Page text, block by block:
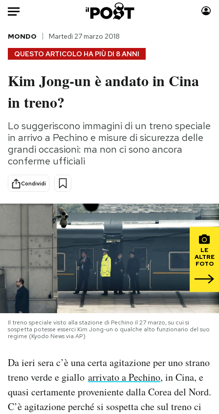
Auto
HOME
Italia
Politica
Tecnologia
Internet
Scienza
Cultura
Economia
Moda
Storie/Idee
Ok Boomer!
Media
PODCAST
NEWSLETTER
I MIEI PREFERITI
SHOP
CALENDARIO
AREA PERSONALE
QUESTO ARTICOLO HA PIÙ DI 8 ANNI
MONDO Martedì 27 marzo 2018
Kim Jong-un è andato in Cina
in treno?
Lo suggeriscono immagini di un treno speciale
in arrivo a Pechino e misure di sicurezza delle
grandi occasioni: ma non ci sono ancora
conferme ufficiali
Condividi
LE
ALTRE
FOTO
Il treno speciale visto alla stazione di Pechino il 27 marzo, su cui si
sospetta potesse esserci Kim Jong-un o qualche alto funzionario del suo
regime (Kyodo News via AP)
Da ieri sera c’è una certa agitazione per uno strano
treno verde e giallo arrivato a Pechino, in Cina, e
quasi certamente proveniente dalla Corea del Nord.
C’è agitazione perché si sospetta che sul treno ci